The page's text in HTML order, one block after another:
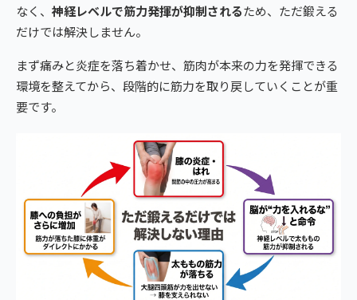
なく、 神経レベルで筋力発揮が抑制されるため、ただ鍛える
だけでは解決しません。
まず痛みと炎症を落ち着かせ、筋肉が本来の力を発揮できる
環境を整えてから、段階的に筋力を取り戻していくことが重
要です。